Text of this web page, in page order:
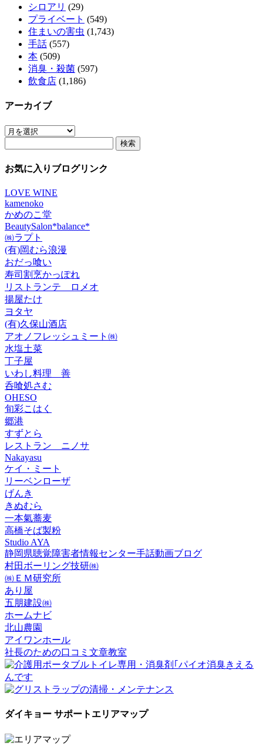
シロアリ (29)
プライベート (549)
住まいの害虫 (1,743)
手話 (557)
本 (509)
消臭・殺菌 (597)
飲食店 (1,186)
アーカイブ
ア
イ
お気に入りブログリンク
LOVE WINE
kamenoko
かめのこ堂
BeautySalon*balance*
㈱ラプト
(有)岡むら浪漫
おだっ喰い
寿司割烹かっぽれ
リストランテ ロメオ
揚屋たけ
ヨタヤ
(有)久保山酒店
アオノフレッシュミート㈱
水塩土菜
丁子屋
いわし料理 善
呑喰処さむ
OHESO
旬彩こはく
郷港
すずとら
レストラン ニノサ
Nakayasu
ケイ・ミート
リーベンローザ
げんき
きぬむら
一本氣蕎麦
高橋そば製粉
Studio AYA
静岡県聴覚障害者情報センター手話動画ブログ
村田ボーリング技研㈱
㈱ＥＭ研究所
あり屋
五朋建設㈱
ホームナビ
北山農園
アイワンホール
社長のための口コミ文章教室
ダイキョー サポートエリアマップ